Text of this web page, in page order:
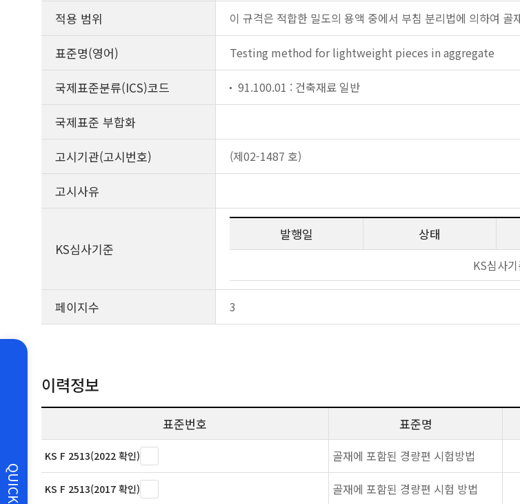
QUICK
적용 범위 이 규격은 적합한 밀도의 용액 중에서 부침 분리법에 의하여
표준명(영어) Testing method for lightweight pieces in aggregate
국제표준분류(ICS)코드 91.100.01 : 건축재료 일반
국제표준 부합화
고시기관(고시번호)
(제02-1487 호)
고시사유
KS심사기준
발행일 상태
KS심사
페이지수 3
이력정보
표준번호 표준명
KS F 2513(2022 확인) 골재에 포함된 경량편 시험방법
KS F 2513(2017 확인) 골재에 포함된 경량편 시험 방법